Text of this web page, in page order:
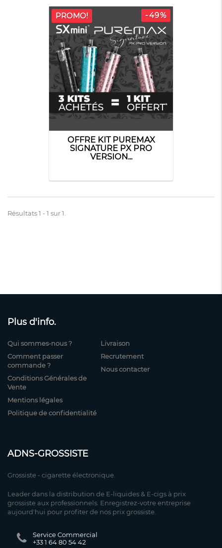
PROMO! -49%
OFFRE KIT PUREMAX
SIGNATURE PX PRO
VERSION...
Résultats 1 - 1 sur 1.
Plus d'info.
Qui sommes-nous ?
Comment passer
commande ?
Conditions Générales de
Vente
Mentions légales
Politique de confidentialité
Livraison
Recrutement
Nous contacter
ADNS-GROSSISTE
Grossiste - cigarette électronique.
Leader dans la distribution de E-liquides & E-cigs à prix
grossiste aux professionnels. Enregistrez-votre entreprise
aujourd'hui pour profiter de nos prix grossiste.
Service Commercial
+33 1 64 80 54 42